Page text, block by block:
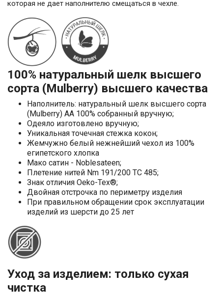
которая не дает наполнителю смещаться в чехле.
100% натуральный шелк высшего
сорта (Mulberry) высшего качества
Наполнитель: натуральный шелк высшего сорта
(Mulberry) AA 100% собранный вручную;
Одеяло изготовлено вручную;
Уникальная точечная стежка кокон;
Жемчужно белый нежнейший чехол из 100%
египетского хлопка
Мако сатин - Noblesateen;
Плетение нитей Nm 191/200 TC 485;
Знак отличия Oeko-Tex®;
Двойная отстрочка по периметру изделия
При правильном обращении срок эксплуатации
изделий из шерсти до 25 лет
Уход за изделием: только сухая
чистка